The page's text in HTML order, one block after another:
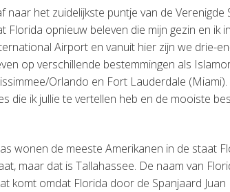
naar het zuidelijkste puntje van de
Florida opnieuw beleven die mijn gezin en ik
Airport en vanuit hier zijn we drie-
op verschillende bestemmingen als
Orlando en Fort Lauderdale (Miami).
die ik jullie te vertellen heb en de mooiste
wonen de meeste Amerikanen in de staat
maar dat is Tallahassee. De naam van
komt omdat Florida door de Spanjaard